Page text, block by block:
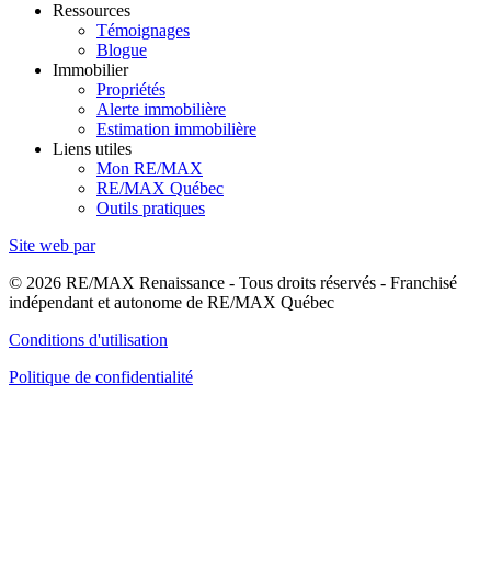
Ressources
Témoignages
Blogue
Immobilier
Propriétés
Alerte immobilière
Estimation immobilière
Liens utiles
Mon RE/MAX
RE/MAX Québec
Outils pratiques
Site web par
© 2026 RE/MAX Renaissance - Tous droits réservés - Franchisé
indépendant et autonome de RE/MAX Québec
Conditions d'utilisation
Politique de confidentialité